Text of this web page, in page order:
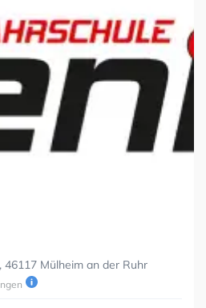
Mülheim an der Ruhr